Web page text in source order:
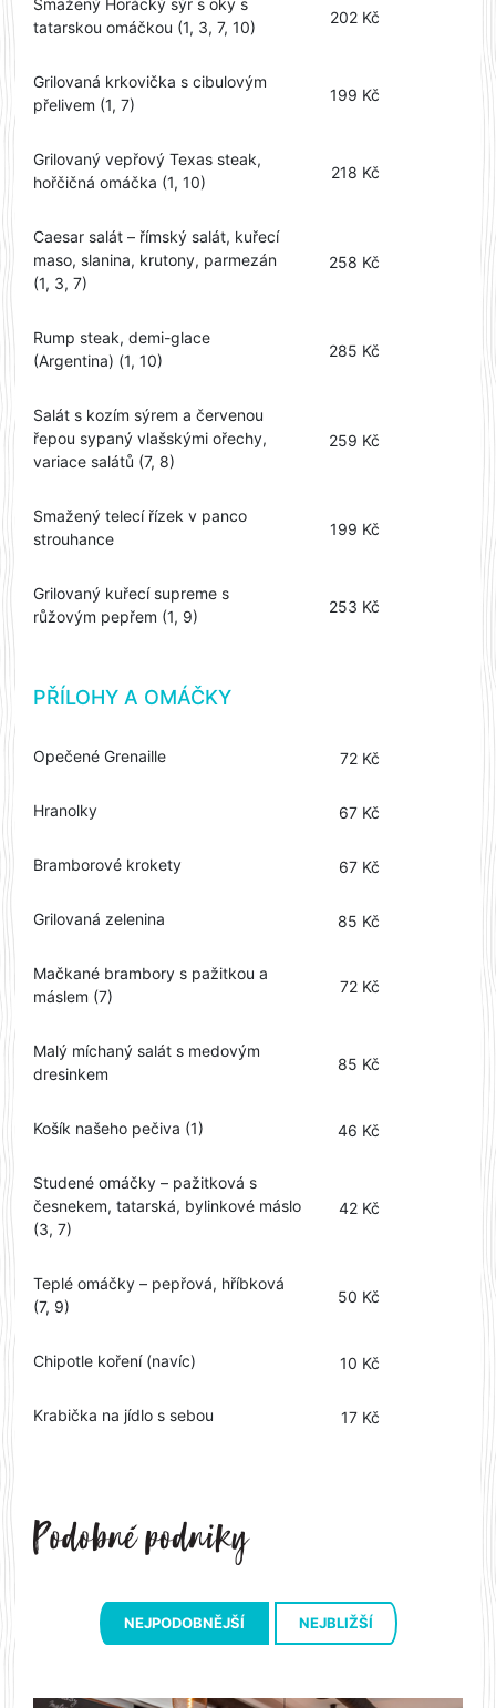
tatarskou omáčkou (1, 3, 7, 10)
202 Kč
Grilovaná krkovička s cibulovým
přelivem (1, 7)
199 Kč
Grilovaný vepřový Texas steak,
hořčičná omáčka (1, 10)
218 Kč
Caesar salát – římský salát, kuřecí
maso, slanina, krutony, parmezán
(1, 3, 7)
258 Kč
Rump steak, demi-glace
(Argentina) (1, 10)
285 Kč
Salát s kozím sýrem a červenou
řepou sypaný vlašskými ořechy,
variace salátů (7, 8)
259 Kč
Smažený telecí řízek v panco
strouhance
199 Kč
Grilovaný kuřecí supreme s
růžovým pepřem (1, 9)
253 Kč
PŘÍLOHY A OMÁČKY
Opečené Grenaille 72 Kč
Hranolky 67 Kč
Bramborové krokety 67 Kč
Grilovaná zelenina 85 Kč
Mačkané brambory s pažitkou a
máslem (7)
72 Kč
Malý míchaný salát s medovým
dresinkem
85 Kč
Košík našeho pečiva (1) 46 Kč
Studené omáčky – pažitková s
česnekem, tatarská, bylinkové máslo
(3, 7)
42 Kč
Teplé omáčky – pepřová, hříbková
(7, 9)
50 Kč
Chipotle koření (navíc) 10 Kč
Krabička na jídlo s sebou 17 Kč
NEJPODOBNĚJŠÍ NEJBLIŽŠÍ